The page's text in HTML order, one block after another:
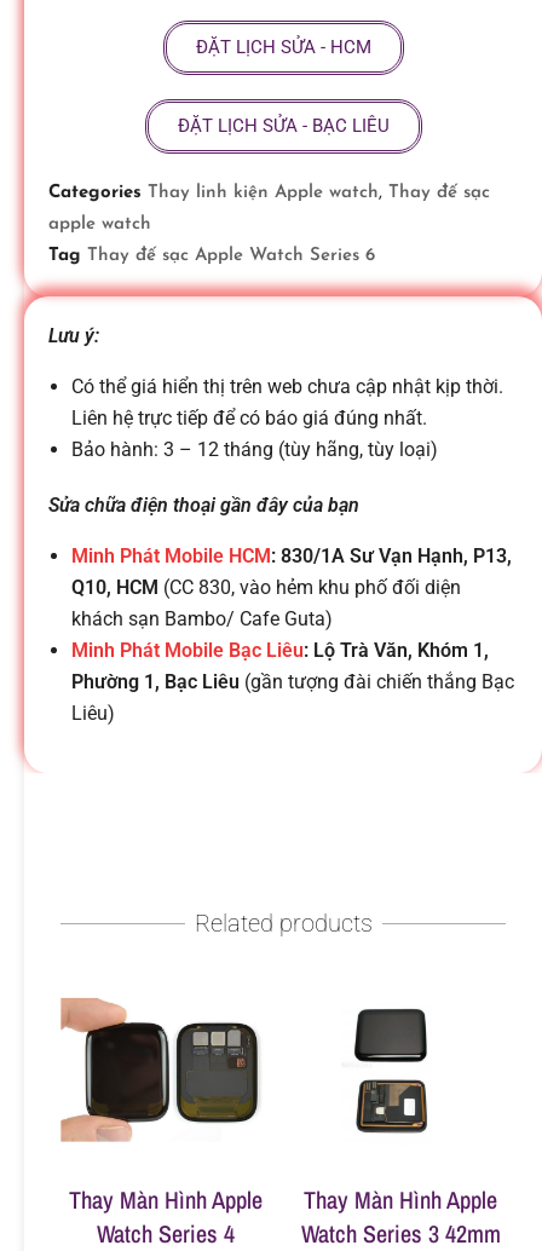
đ
i
ệ
n
t
h
o
ạ
i
ộ
n
g
ĐẶT LỊCH SỬA - HCM
ĐẶT LỊCH SỬA - BẠC LIÊU
Categories Thay linh kiện Apple watch, Thay đế sạc
apple watch
Tag Thay đế sạc Apple Watch Series 6
Lưu ý:
Có thể giá hiển thị trên web chưa cập nhật kịp thời.
Liên hệ trực tiếp để có báo giá đúng nhất.
Bảo hành: 3 – 12 tháng (tùy hãng, tùy loại)
Sửa chữa điện thoại gần đây của bạn
Minh Phát Mobile HCM: 830/1A Sư Vạn Hạnh, P13,
Q10, HCM (CC 830, vào hẻm khu phố đối diện
khách sạn Bambo/ Cafe Guta)
Minh Phát Mobile Bạc Liêu: Lộ Trà Văn, Khóm 1,
Phường 1, Bạc Liêu (gần tượng đài chiến thắng Bạc
Liêu)
Related products
Thay Màn Hình Apple
Watch Series 4
Thay Màn Hình Apple
Watch Series 3 42mm